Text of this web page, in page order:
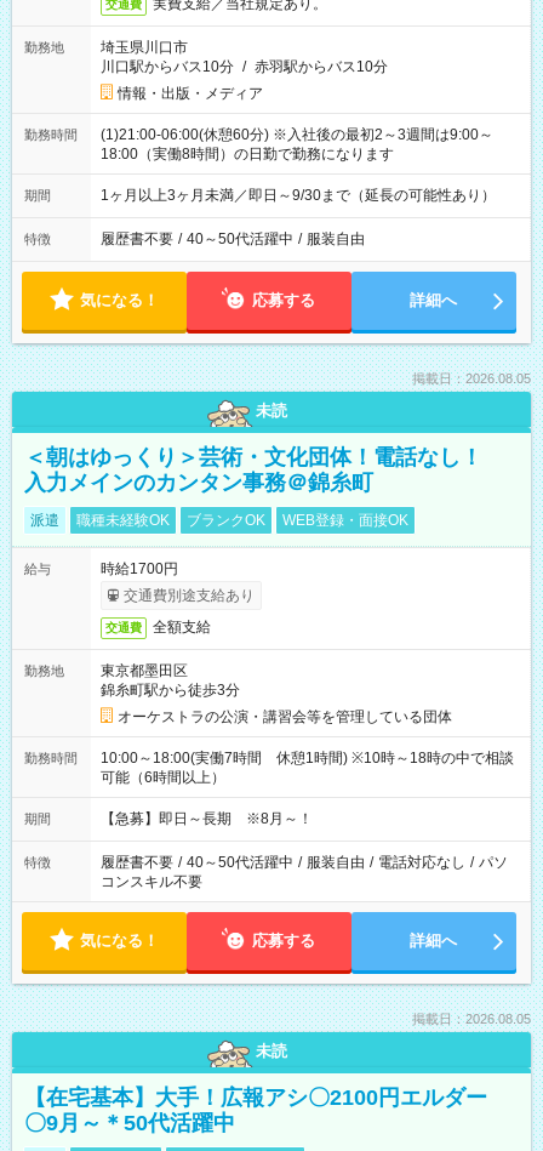
交通費 実費支給／当社規定あり。
勤務地
埼玉県川口市
川口駅からバス10分 / 赤羽駅からバス10分
情報・出版・メディア
勤務時間
(1)21:00-06:00(休憩60分) ※入社後の最初2～3週間は9:00～
18:00（実働8時間）の日勤で勤務になります
期間 1ヶ月以上3ヶ月未満／即日～9/30まで（延長の可能性あり）
特徴 履歴書不要 / 40～50代活躍中 / 服装自由
気になる！ 応募する 詳細へ
掲載日：2026.08.05
未読
＜朝はゆっくり＞芸術・文化団体！電話なし！
入力メインのカンタン事務＠錦糸町
派遣 職種未経験OK ブランクOK WEB登録・面接OK
給与
時給1700円
交通費別途支給あり
交通費 全額支給
勤務地
東京都墨田区
錦糸町駅から徒歩3分
オーケストラの公演・講習会等を管理している団体
勤務時間
10:00～18:00(実働7時間 休憩1時間) ※10時～18時の中で相談
可能（6時間以上）
期間 【急募】即日～長期 ※8月～！
特徴 履歴書不要 / 40～50代活躍中 / 服装自由 / 電話対応なし / パソ
コンスキル不要
気になる！ 応募する 詳細へ
掲載日：2026.08.05
未読
【在宅基本】大手！広報アシ〇2100円エルダー
〇9月～＊50代活躍中